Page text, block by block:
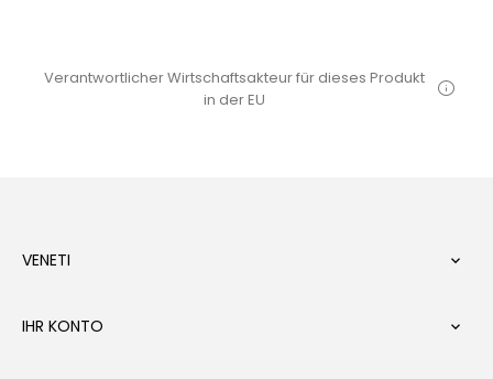
Verantwortlicher Wirtschaftsakteur für dieses Produkt
in der EU
VENETI 
IHR KONTO 